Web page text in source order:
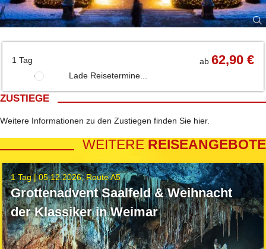
1 Tag ab62,90 €
Lade Reisetermine...
ZUSTIEGE
Weitere Informationen zu den Zustiegen finden Sie hier.
WEITERE REISEANGEBOTE
1 Tag |05.12.2026 Route A5
Grottenadvent Saalfeld & Weihnacht
der Klassiker in Weimar